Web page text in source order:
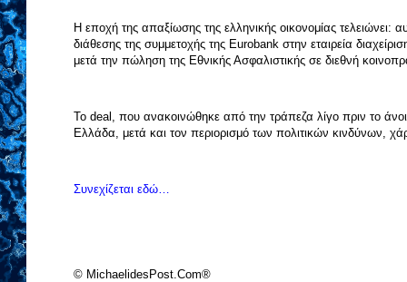
Η εποχή της απαξίωσης της ελληνικής οικονομίας τελειώνει:
διάθεσης της συμμετοχής της Eurobank στην εταιρεία
μετά την πώληση της Εθνικής Ασφαλιστικής σε διεθνή
Το deal, που ανακοινώθηκε από την τράπεζα λίγο πριν το
Ελλάδα, μετά και τον περιορισμό των πολιτικών κινδύνων,
Συνεχίζεται εδώ…
© MichaelidesPost.Com®